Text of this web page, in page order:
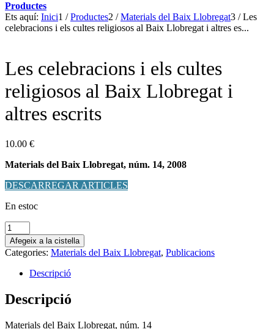
Productes
Ets aquí: Inici1 / Productes2 / Materials del Baix Llobregat3 / Les
celebracions i els cultes religiosos al Baix Llobregat i altres es...
Les celebracions i els cultes
religiosos al Baix Llobregat i
altres escrits
10.00 €
Materials del Baix Llobregat, núm. 14, 2008
DESCARREGAR ARTICLES
En estoc
quantitat
de
Les
celebracions
cultes
religiosos
Baix
Afegeix a la cistella
Categories: Materials del Baix Llobregat, Publicacions
Descripció
Descripció
Materials del Baix Llobregat, núm. 14